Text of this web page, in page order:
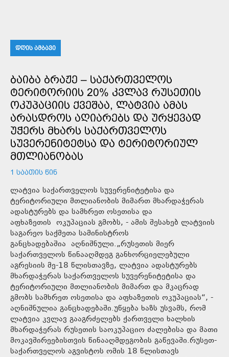
ᲓᲦᲘᲡ ᲐᲛᲑᲐᲕᲘ
ᲑᲐᲘᲑᲐ ᲑᲠᲐᲟᲔ – ᲡᲐᲥᲐᲠᲗᲕᲔᲚᲝᲡ
ᲢᲔᲠᲘᲢᲝᲠᲘᲘᲡ 20% ᲙᲕᲚᲐᲕ ᲠᲣᲡᲔᲗᲘᲡ
ᲝᲙᲣᲞᲐᲪᲘᲘᲡ ᲥᲕᲔᲨᲐᲐ, ᲚᲐᲢᲕᲘᲐ ᲐᲛᲐᲡ
ᲐᲠᲐᲡᲓᲠᲝᲡ ᲐᲦᲘᲐᲠᲔᲑᲡ ᲓᲐ ᲣᲠᲧᲔᲕᲐᲓ
ᲣᲭᲔᲠᲡ ᲛᲮᲐᲠᲡ ᲡᲐᲥᲐᲠᲗᲕᲔᲚᲝᲡ
ᲡᲣᲕᲔᲠᲔᲜᲘᲢᲔᲢᲡᲐ ᲓᲐ ᲢᲔᲠᲘᲢᲝᲠᲘᲣᲚ
ᲛᲗᲚᲘᲐᲜᲝᲑᲐᲡ
1 ᲡᲐᲐᲗᲘᲡ ᲬᲘᲜ
ლატვია საქართველოს სუვერენიტეტისა და
ტერიტორიული მთლიანობის მიმართ მხარდაჭერას
ადასტურებს და სამხრეთ ოსეთისა და
აფხაზეთის ოკუპაციას გმობს, - ამის შესახებ ლატვიის
საგარეო საქმეთა სამინისტროს
განცხადებაშია აღნიშნული.„რუსეთის მიერ
საქართველოს წინააღმდეგ განხორციელებული
აგრესიის მე-18 წლისთავზე, ლატვია ადასტურებს
მხარდაჭერას საქართველოს სუვერენიტეტისა და
ტერიტორიული მთლიანობის მიმართ და მკაცრად
გმობს სამხრეთ ოსეთისა და აფხაზეთის ოკუპაციას“, -
აღნიშნულია განცხადებაში.უწყება ხაზს უსვამს, რომ
ლატვია კვლავ გააგრძელებს ქართველი ხალხის
მხარდაჭერას რუსეთის საოკუპაციო ძალებისა და მათი
მოკავშირეებისთვის წინააღმდეგობის გაწევაში.რუსეთ-
საქართველოს აგვისტოს ომის 18 წლისთავს